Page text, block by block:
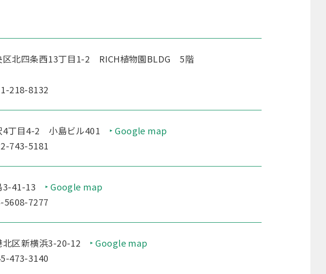
北四条西13丁目1-2 RICH植物園BLDG 5階
218-8132
丁目4-2 小島ビル401
Google map
743-5181
41-13
Google map
7277
区新横浜3-20-12
Google map
473-3140